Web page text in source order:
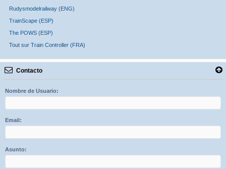
Rudysmodelrailway (ENG)
TrainScape (ESP)
The POWS (ESP)
Tout sur Train Controller (FRA)
Contacto
Nombre de Usuario:
Email:
Asunto: